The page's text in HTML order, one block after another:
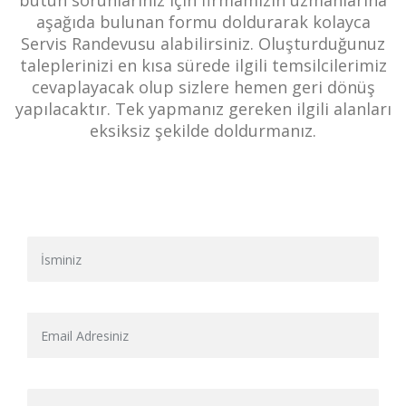
aşağıda bulunan formu doldurarak kolayca
Servis Randevusu alabilirsiniz. Oluşturduğunuz
taleplerinizi en kısa sürede ilgili temsilcilerimiz
cevaplayacak olup sizlere hemen geri dönüş
yapılacaktır. Tek yapmanız gereken ilgili alanları
eksiksiz şekilde doldurmanız.